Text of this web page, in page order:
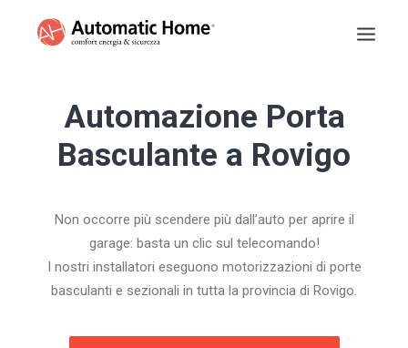
BASCULANTI
TENDE DA SOLE
SARACINESCHE
RECENSIONI
NUMERO VERDE
Automazione Porta
Basculante a Rovigo
Non occorre più scendere più dall’auto per aprire il
garage: basta un clic sul telecomando!
I nostri installatori eseguono motorizzazioni di porte
basculanti e sezionali in tutta la provincia di Rovigo.